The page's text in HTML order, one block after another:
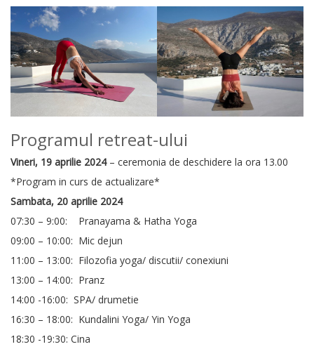
Programul retreat-ului
Vineri, 19 aprilie 2024 – ceremonia de deschidere la ora 13.00
*Program in curs de actualizare*
Sambata, 20 aprilie 2024
07:30 – 9:00: Pranayama & Hatha Yoga
09:00 – 10:00: Mic dejun
11:00 – 13:00: Filozofia yoga/ discutii/ conexiuni
13:00 – 14:00: Pranz
14:00 -16:00: SPA/ drumetie
16:30 – 18:00: Kundalini Yoga/ Yin Yoga
18:30 -19:30: Cina